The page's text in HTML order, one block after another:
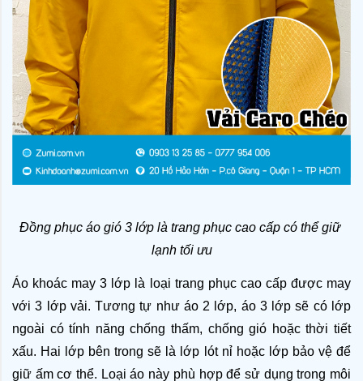
Đồng phục áo gió 3 lớp là trang phục cao cấp có thể giữ
lạnh tối ưu
Áo khoác may 3 lớp là loại trang phục cao cấp được may
với 3 lớp vải. Tương tự như áo 2 lớp, áo 3 lớp sẽ có lớp
ngoài có tính năng chống thấm, chống gió hoặc thời tiết
xấu. Hai lớp bên trong sẽ là lớp lót nỉ hoặc lớp bảo vệ để
giữ ấm cơ thể. Loại áo này phù hợp để sử dụng trong môi